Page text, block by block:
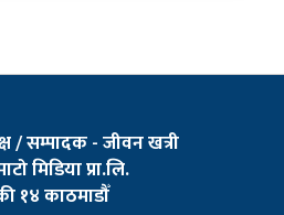
/ सम्पादक - जीवन खत्री
मिडिया प्रा.लि.
१४ काठमाडौँ